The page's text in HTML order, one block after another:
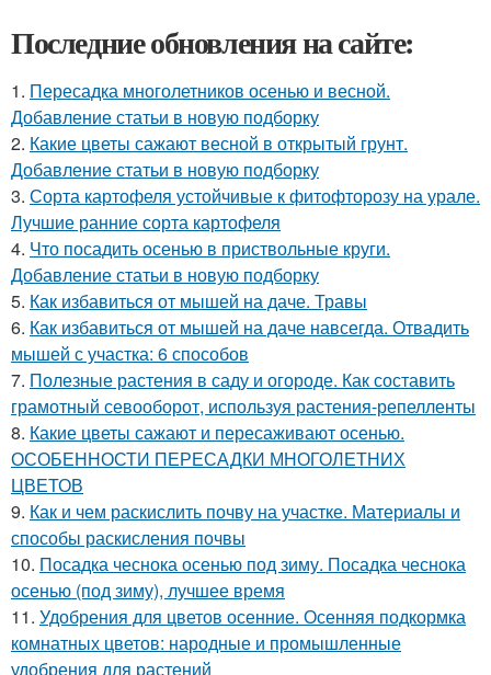
Последние обновления на сайте:
1. Пересадка многолетников осенью и весной.
Добавление статьи в новую подборку
2. Какие цветы сажают весной в открытый грунт.
Добавление статьи в новую подборку
3. Сорта картофеля устойчивые к фитофторозу на урале.
Лучшие ранние сорта картофеля
4. Что посадить осенью в приствольные круги.
Добавление статьи в новую подборку
5. Как избавиться от мышей на даче. Травы
6. Как избавиться от мышей на даче навсегда. Отвадить
мышей с участка: 6 способов
7. Полезные растения в саду и огороде. Как составить
грамотный севооборот, используя растения-репелленты
8. Какие цветы сажают и пересаживают осенью.
ОСОБЕННОСТИ ПЕРЕСАДКИ МНОГОЛЕТНИХ
ЦВЕТОВ
9. Как и чем раскислить почву на участке. Материалы и
способы раскисления почвы
10. Посадка чеснока осенью под зиму. Посадка чеснока
осенью (под зиму), лучшее время
11. Удобрения для цветов осенние. Осенняя подкормка
комнатных цветов: народные и промышленные
удобрения для растений